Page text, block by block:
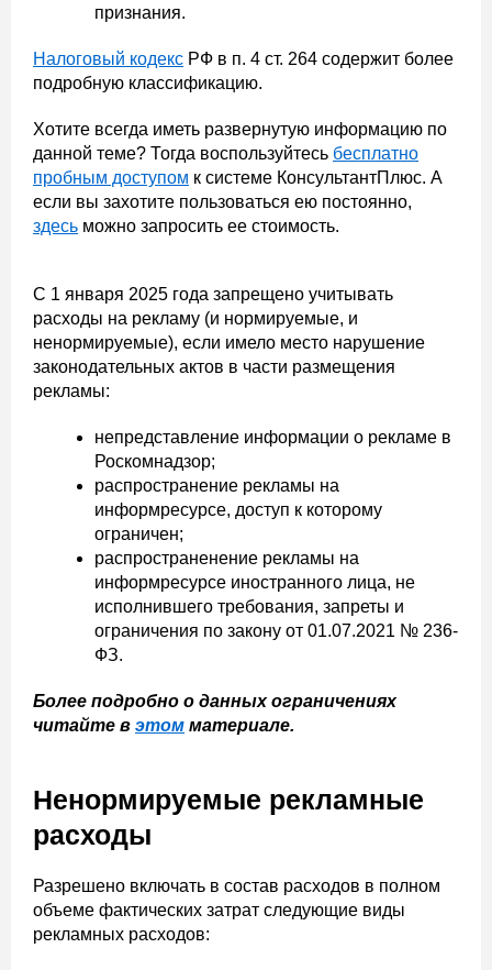
признания.
Налоговый кодекс РФ в п. 4 ст. 264 содержит более
подробную классификацию.
Хотите всегда иметь развернутую информацию по
данной теме? Тогда воспользуйтесь бесплатно
пробным доступом к системе КонсультантПлюс. А
если вы захотите пользоваться ею постоянно,
здесь можно запросить ее стоимость.
С 1 января 2025 года запрещено учитывать
расходы на рекламу (и нормируемые, и
ненормируемые), если имело место нарушение
законодательных актов в части размещения
рекламы:
непредставление информации о рекламе в
Роскомнадзор;
распространение рекламы на
информресурсе, доступ к которому
ограничен;
распространенение рекламы на
информресурсе иностранного лица, не
исполнившего требования, запреты и
ограничения по закону от 01.07.2021 № 236-
ФЗ.
Более подробно о данных ограничениях
читайте в этом материале.
Ненормируемые рекламные
расходы
Разрешено включать в состав расходов в полном
объеме фактических затрат следующие виды
рекламных расходов: